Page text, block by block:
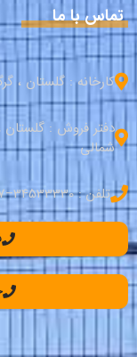
تماس با ما
کارخانه : گلستان ،
شمالی
تلفن : 34533330–017